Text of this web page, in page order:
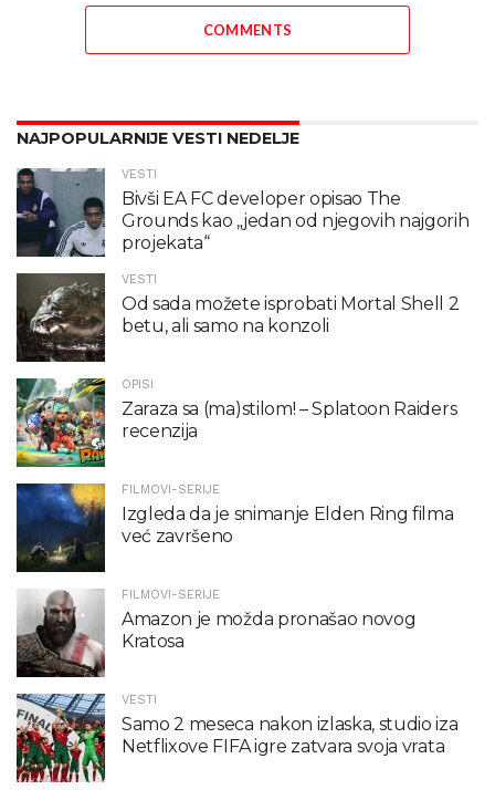
COMMENTS
NAJPOPULARNIJE VESTI NEDELJE
VESTI
Bivši EA FC developer opisao The
Grounds kao „jedan od njegovih najgorih
projekata“
VESTI
Od sada možete isprobati Mortal Shell 2
betu, ali samo na konzoli
OPISI
Zaraza sa (ma)stilom! – Splatoon Raiders
recenzija
FILMOVI-SERIJE
Izgleda da je snimanje Elden Ring filma
već završeno
FILMOVI-SERIJE
Amazon je možda pronašao novog
Kratosa
VESTI
Samo 2 meseca nakon izlaska, studio iza
Netflixove FIFA igre zatvara svoja vrata